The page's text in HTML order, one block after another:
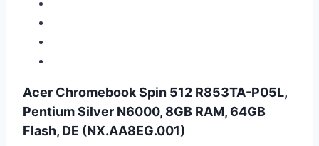
Acer Chromebook Spin 512 R853TA-P05L,
Pentium Silver N6000, 8GB RAM, 64GB
Flash, DE (NX.AA8EG.001)